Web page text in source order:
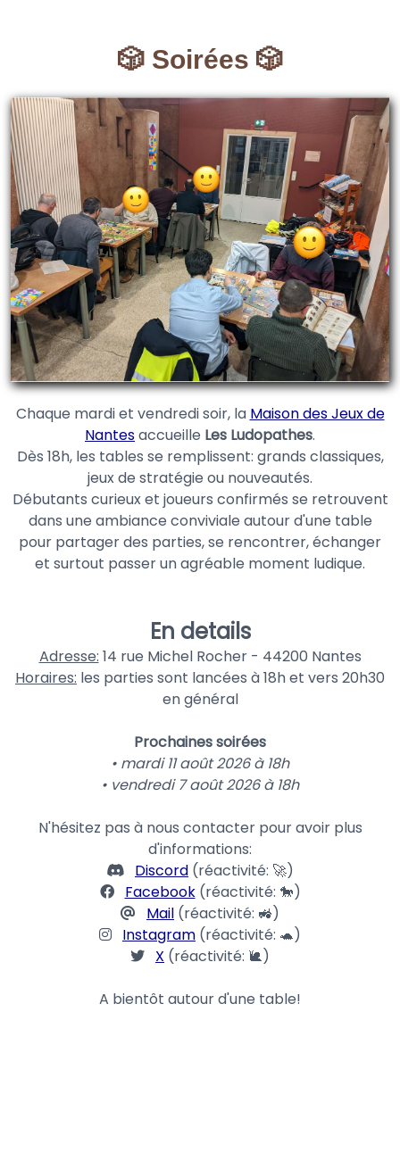
🎲 Soirées 🎲
Chaque mardi et vendredi soir, la Maison des Jeux de
Nantesaccueille Les Ludopathes.
Dès 18h, les tables se remplissent: grands classiques,
jeux de stratégie ou nouveautés.
Débutants curieux et joueurs confirmés se retrouvent
dans une ambiance conviviale autour d'une table
pour partager des parties, se rencontrer, échanger
et surtout passer un agréable moment ludique.
En details
Adresse: 14 rue Michel Rocher - 44200 Nantes
Horaires: les parties sont lancées à 18h et vers 20h30
en général
Prochaines soirées
• mardi 11 août 2026 à 18h
• vendredi 7 août 2026 à 18h
N'hésitez pas à nous contacter pour avoir plus
d'informations:
Discord (réactivité: 🚀)
Facebook(réactivité: 🐎)
Mail (réactivité: 🚜)
Instagram (réactivité: 🐢)
X (réactivité: 🐌)
A bientôt autour d'une table!